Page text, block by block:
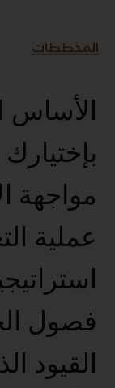
المخططات
الأساس
بإختيارك
مواجهة
عملية
فصول
القيود